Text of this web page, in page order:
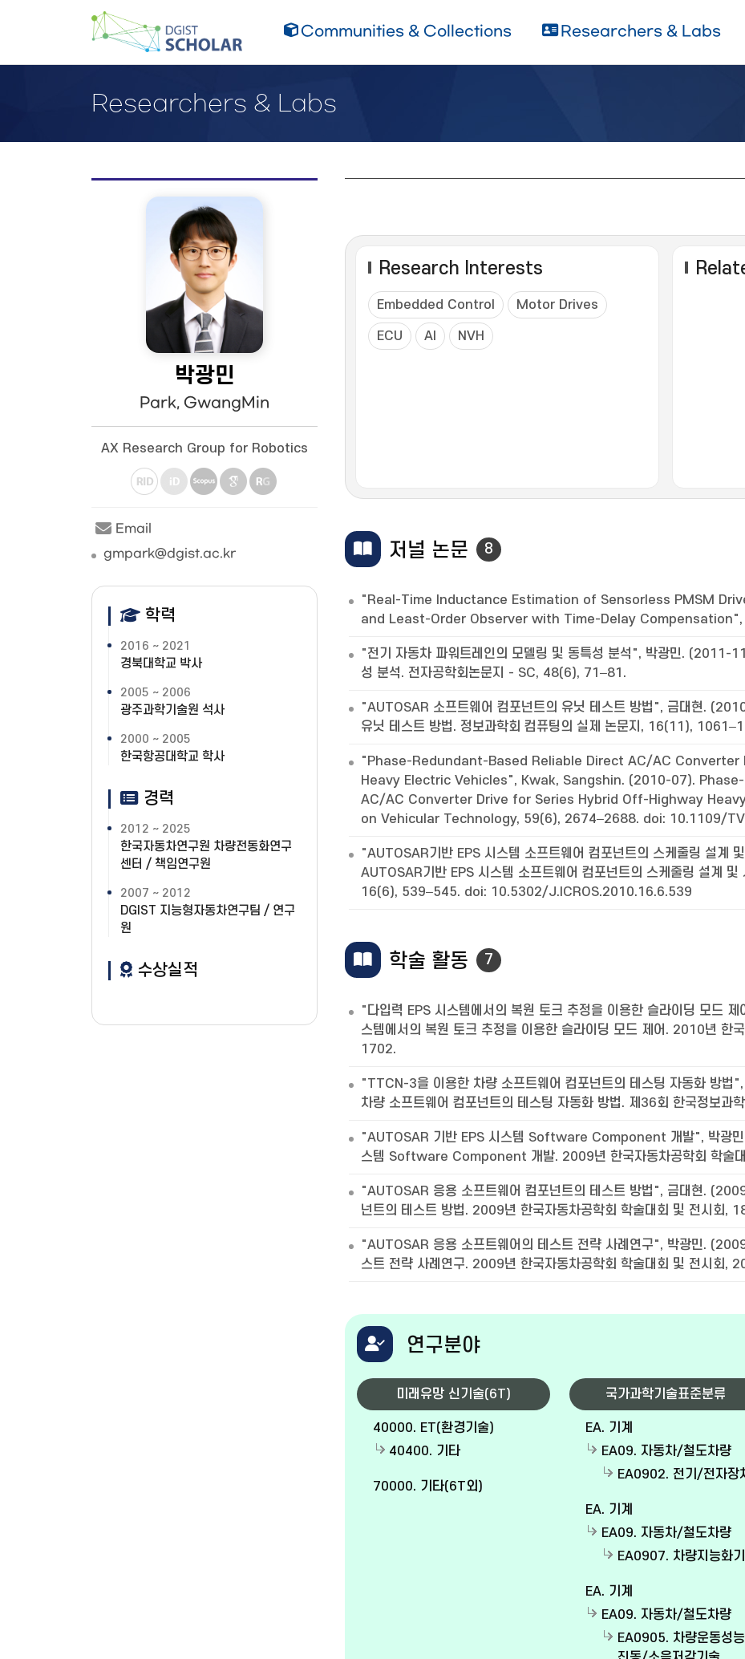
Communities & Collections Researchers & Labs
Researchers & Labs
박광민
Park, GwangMin
AX Research Group for Robotics
Email
gmpark@dgist.ac.kr
학력
2016 ~ 2021
경북대학교 박사
2005 ~ 2006
광주과학기술원 석사
2000 ~ 2005
한국항공대학교 학사
경력
2012 ~ 2025
한국자동차연구원 차량전동화연구
센터 / 책임연구원
2007 ~ 2012
DGIST 지능형자동차연구팀 / 연구
원
수상실적
Research Interests
Embedded Control Motor Drives
ECU AI NVH
저널 논문 8
"Real-Time Inductance Estimation of Sensorless PMSM
and Least-Order Observer with Time-Delay
"전기 자동차 파워트레인의 모델링 및 동특성 분석", 박광민. (2011-
성 분석. 전자공학회논문지 - SC, 48(6), 71–81.
"AUTOSAR 소프트웨어 컴포넌트의 유닛 테스트 방법", 금대현.
유닛 테스트 방법. 정보과학회 컴퓨팅의 실제 논문지, 16(11),
"Phase-Redundant-Based Reliable Direct AC/AC
Heavy Electric Vehicles", Kwak, Sangshin. (2010-07).
AC/AC Converter Drive for Series Hybrid Off-Highway
on Vehicular Technology, 59(6), 2674–2688. doi: 10.1109/
"AUTOSAR기반 EPS 시스템 소프트웨어 컴포넌트의 스케줄링 설계
AUTOSAR기반 EPS 시스템 소프트웨어 컴포넌트의 스케줄링 설계 및
16(6), 539–545. doi: 10.5302/J.ICROS.2010.16.6.539
학술 활동 7
"다입력 EPS 시스템에서의 복원 토크 추정을 이용한 슬라이딩 모드
스템에서의 복원 토크 추정을 이용한 슬라이딩 모드 제어. 2010년 한
1702.
"TTCN-3을 이용한 차량 소프트웨어 컴포넌트의 테스팅 자동화 방
차량 소프트웨어 컴포넌트의 테스팅 자동화 방법. 제36회 한국정보과
"AUTOSAR 기반 EPS 시스템 Software Component 개발", 박광
스템 Software Component 개발. 2009년 한국자동차공학회 학술
"AUTOSAR 응용 소프트웨어 컴포넌트의 테스트 방법", 금대현.
넌트의 테스트 방법. 2009년 한국자동차공학회 학술대회 및 전시회,
"AUTOSAR 응용 소프트웨어의 테스트 전략 사례연구", 박광민.
스트 전략 사례연구. 2009년 한국자동차공학회 학술대회 및 전시회,
연구분야
미래유망 신기술(6T)
40000. ET(환경기술)
40400. 기타
70000. 기타(6T외)
국가과학기술표준분류
EA. 기계
EA09. 자동차/철도차량
EA0902. 전기/전자장
EA. 기계
EA09. 자동차/철도차량
EA0907. 차량지능화
EA. 기계
EA09. 자동차/철도차량
EA0905. 차량운동성